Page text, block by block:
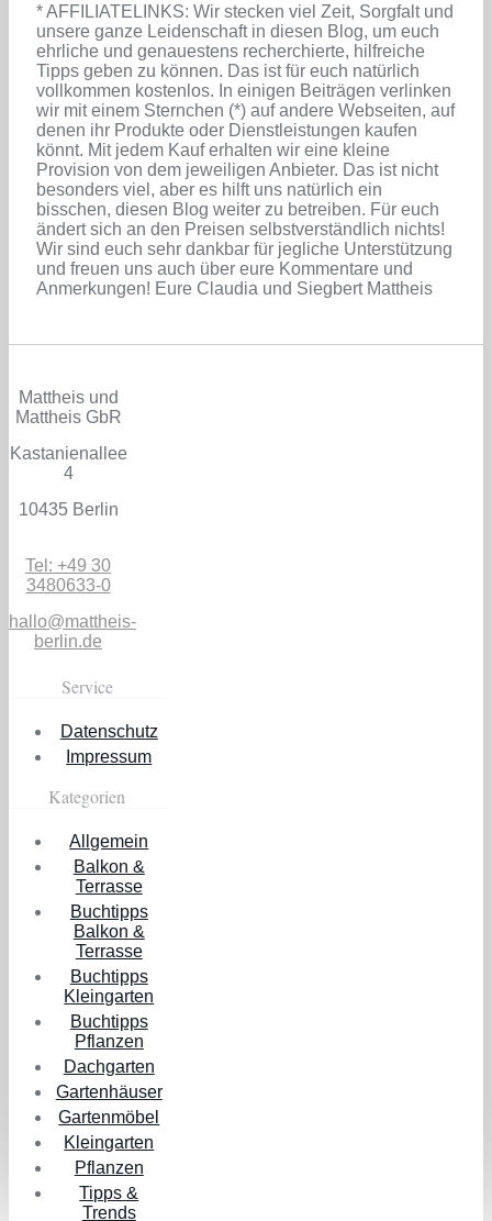
* AFFILIATELINKS: Wir stecken viel Zeit, Sorgfalt und
unsere ganze Leidenschaft in diesen Blog, um euch
ehrliche und genauestens recherchierte, hilfreiche
Tipps geben zu können. Das ist für euch natürlich
vollkommen kostenlos. In einigen Beiträgen verlinken
wir mit einem Sternchen (*) auf andere Webseiten, auf
denen ihr Produkte oder Dienstleistungen kaufen
könnt. Mit jedem Kauf erhalten wir eine kleine
Provision von dem jeweiligen Anbieter. Das ist nicht
besonders viel, aber es hilft uns natürlich ein
bisschen, diesen Blog weiter zu betreiben. Für euch
ändert sich an den Preisen selbstverständlich nichts!
Wir sind euch sehr dankbar für jegliche Unterstützung
und freuen uns auch über eure Kommentare und
Anmerkungen! Eure Claudia und Siegbert Mattheis
Mattheis und
Mattheis GbR
Kastanienallee
4
10435 Berlin
Tel: +49 30
3480633-0
hallo@mattheis-
berlin.de
Service
Datenschutz
Impressum
Kategorien
Allgemein
Balkon &
Terrasse
Buchtipps
Balkon &
Terrasse
Buchtipps
Kleingarten
Buchtipps
Pflanzen
Dachgarten
Gartenhäuser
Gartenmöbel
Kleingarten
Pflanzen
Tipps &
Trends